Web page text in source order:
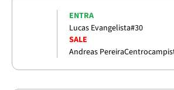
ENTRA
Lucas Evangelista#30
SALE
Andreas Pereira